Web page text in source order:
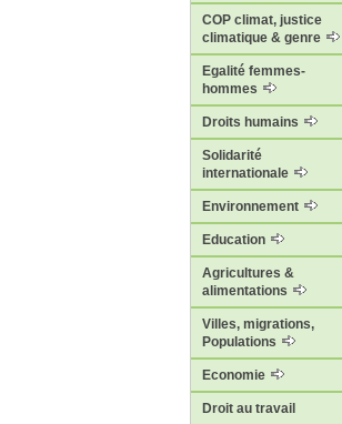
COP climat, justice
climatique & genre
Egalité femmes-
hommes
Droits humains
Solidarité
internationale
Environnement
Education
Agricultures &
alimentations
Villes, migrations,
Populations
Economie
Droit au travail